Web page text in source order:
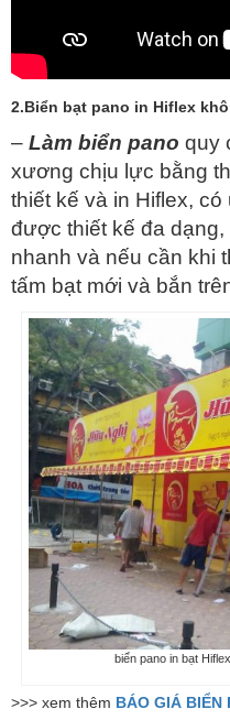
2.Biển bạt pano in Hiflex
– Làm biển pano quy
xương chịu lực bằng
thiết kế và in Hiflex,
được thiết kế đa
nhanh và nếu cần khi
tấm bạt mới và bắn
biển pano in bạt
>>> xem thêm BÁO GIÁ BIỂN